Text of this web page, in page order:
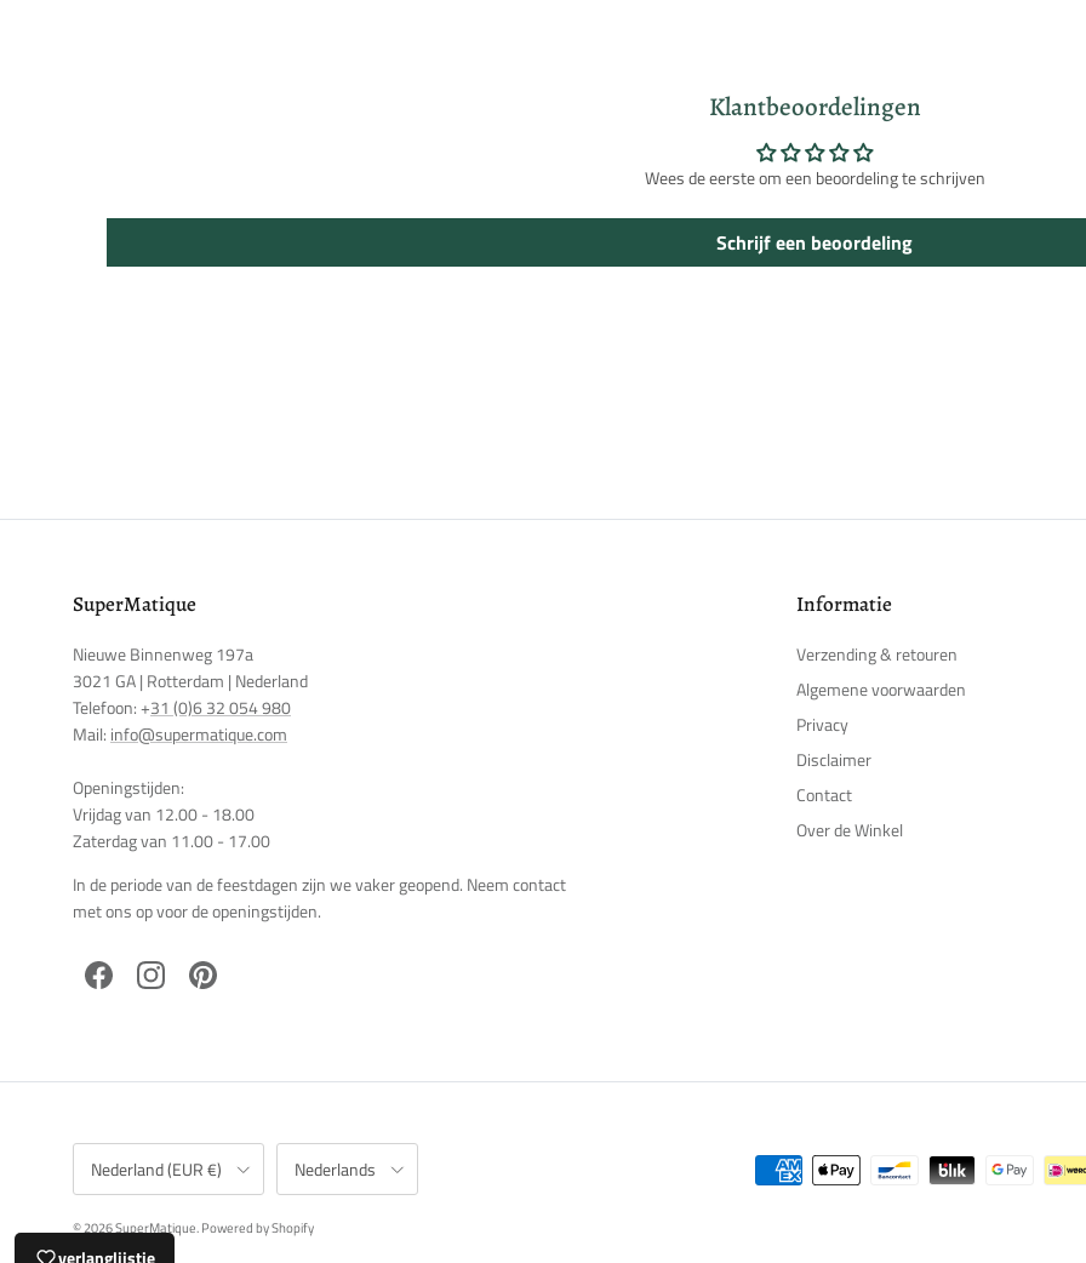
Klantbeoordelingen
Wees de eerste om een beoordeling te schrijven
Schrijf een beoordeling
SuperMatique
Nieuwe Binnenweg 197a
3021 GA | Rotterdam | Nederland
Telefoon: +31 (0)6 32 054 980
Mail: info@supermatique.com
Openingstijden:
Vrijdag van 12.00 - 18.00
Zaterdag van 11.00 - 17.00
In de periode van de feestdagen zijn we vaker geopend. Neem contact
met ons op voor de openingstijden.
FacebookInstagramPinterest
Informatie
Verzending & retouren
Algemene voorwaarden
Privacy
Disclaimer
Contact
Over de Winkel
Land/Regio
Nederland (EUR €)
Taal
Nederlands
© 2026SuperMatique.Powered by Shopify
Inloggen vereist
Meld u aan bij uw account om producten aan uw verlanglijst toe te voegen en
uw eerder opgeslagen artikelen te bekijken.
verlanglijstje